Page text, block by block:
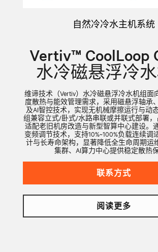
自然冷冷水主机系统
Vertiv™ CoolLoop
水冷磁悬浮冷
维谛技术（Vertiv）水冷磁悬浮冷水机组面
度散热与能效管理需求，采用磁悬浮轴承
及AI智控技术，实现无机械摩擦运行与动
组兼容立式/卧式/水路串联或并联式部署，
适配老旧机房改造与新型智算中心建设。
变频调节技术，支持10%~100%负载连续调
计与长寿命架构，显著降低全生命周期运
集群、AI算力中心提供稳定散热保
联系方式
阅读更多